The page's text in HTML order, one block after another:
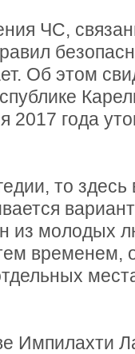
ЧС,
Об этом
года
то здесь
из молодых
временем,
Импилахти